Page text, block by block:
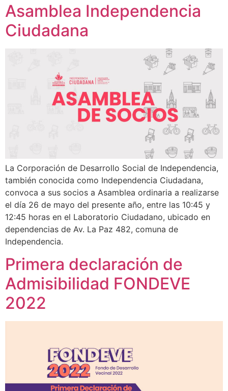
Asamblea Independencia
Ciudadana
La Corporación de Desarrollo Social de Independencia,
también conocida como Independencia Ciudadana,
convoca a sus socios a Asamblea ordinaria a realizarse
el día 26 de mayo del presente año, entre las 10:45 y
12:45 horas en el Laboratorio Ciudadano, ubicado en
dependencias de Av. La Paz 482, comuna de
Independencia.
Primera declaración de
Admisibilidad FONDEVE
2022